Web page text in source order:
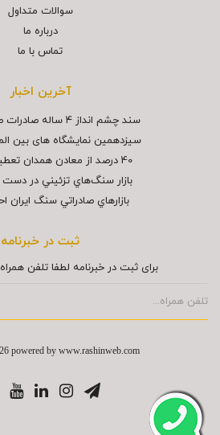
سوالات متداول
درباره ما
تماس با ما
آخرین اخبار
سند چشم انداز ۴ ساله صادرات صنعت سنگ...
سیزدهمین نمایشگاه های بین
40 درصد از معادن همدان تعطيل و مابقي...
بازار سنگ‌هاي تزئيني در دست
بازارهاي صادراتي سنگ ايران
ثبت در خبرنامه
برای ثبت در خبرنامه لطفا تلفن همراه
powered by www.rashinweb.com